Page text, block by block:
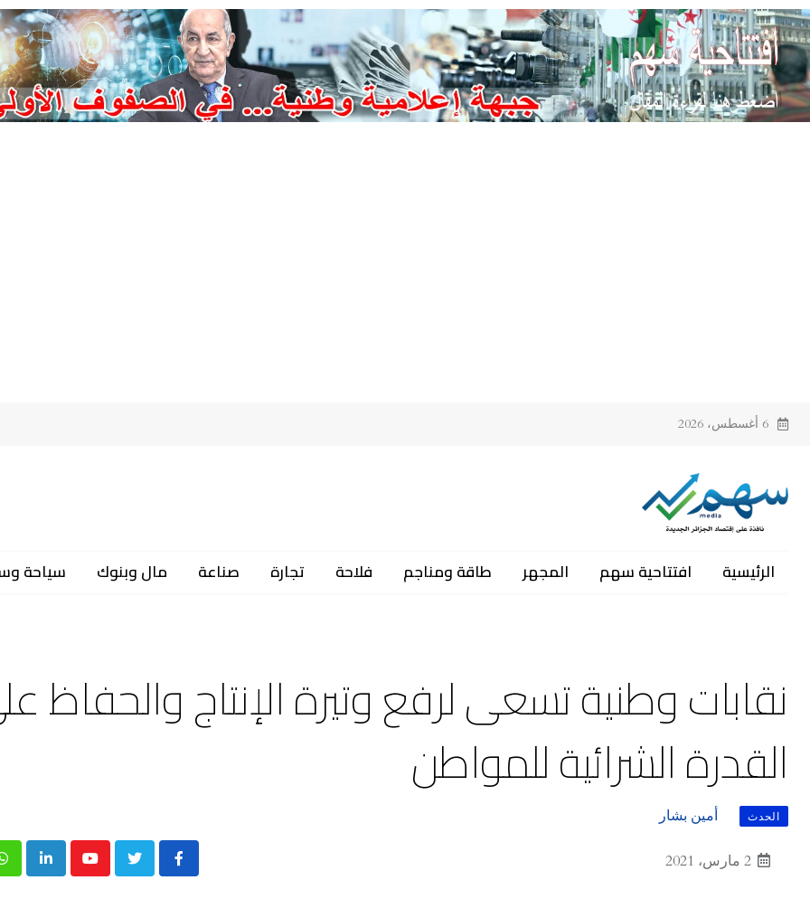
Skip
to
content
6 أغسطس، 2026
الرئيسية افتتاحية سهم المجهر طاقة ومناجم فلاحة تجارة صناعة مال وبنوك سياحة
نقابات وطنية تسعى لرفع وتيرة الإنتاج والحفاظ
القدرة الشرائية للمواطن
الحدث أمين بشار
2 مارس، 2021 Youtube